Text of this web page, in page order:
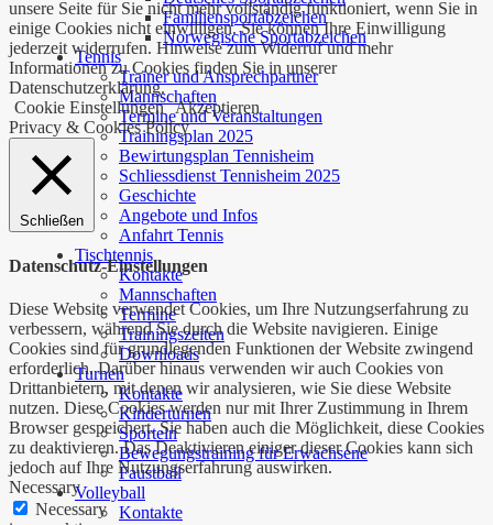
Familiensportabzeichen
Norwegische Sportabzeichen
Tennis
Trainer und Ansprechpartner
Mannschaften
Termine und Veranstaltungen
Trainingsplan 2025
Bewirtungsplan Tennisheim
Schliessdienst Tennisheim 2025
Geschichte
Angebote und Infos
Anfahrt Tennis
Tischtennis
Kontakte
Mannschaften
Termine
Trainingszeiten
Downloads
Turnen
Kontakte
Kinderturnen
Sporteln
Bewegungstraining für Erwachsene
Faustball
Volleyball
Kontakte
unsere Seite für Sie nicht mehr vollständig funktioniert, wenn Sie in
einige Cookies nicht einwilligen. Sie können Ihre Einwilligung
jederzeit widerrufen. Hinweise zum Widerruf und mehr
Informationen zu Cookies finden Sie in unserer
Datenschutzerklärung.
Cookie Einstellungen Akzeptieren
Privacy & Cookies Policy
Schließen
Datenschutz-Einstellungen
Diese Website verwendet Cookies, um Ihre Nutzungserfahrung zu
verbessern, während Sie durch die Website navigieren. Einige
Cookies sind für grundlegenden Funktionen der Website zwingend
erforderlich. Darüber hinaus verwenden wir auch Cookies von
Drittanbietern, mit denen wir analysieren, wie Sie diese Website
nutzen. Diese Cookies werden nur mit Ihrer Zustimmung in Ihrem
Browser gespeichert. Sie haben auch die Möglichkeit, diese Cookies
zu deaktivieren. Das Deaktivieren einiger dieser Cookies kann sich
jedoch auf Ihre Nutzungserfahrung auswirken.
Necessary
Necessary